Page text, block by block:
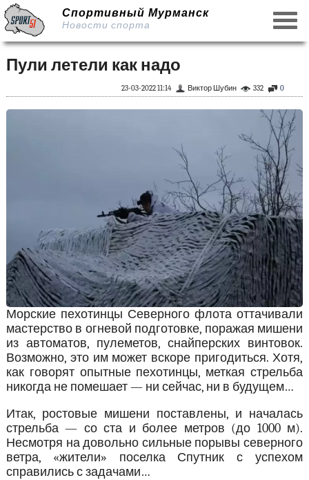
Спортивный Мурманск
Новости спорта
Пули летели как надо
0
332
Виктор Шубин
23-03-2022 11:14
Морские пехотинцы Северного флота оттачивали
мастерство в огневой подготовке, поражая мишени
из автоматов, пулеметов, снайперских винтовок.
Возможно, это им может вскоре пригодиться. Хотя,
как говорят опытные пехотинцы, меткая стрельба
никогда не помешает — ни сейчас, ни в будущем…
Итак, ростовые мишени поставлены, и началась
стрельба — со ста и более метров (до 1000 м).
Несмотря на довольно сильные порывы северного
ветра, «жители» поселка Спутник с успехом
справились с задачами…